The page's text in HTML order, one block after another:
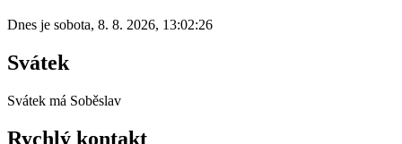
Dnes je sobota, 8. 8. 2026, 13:02:26
Svátek
Svátek má Soběslav
Rychlý kontakt